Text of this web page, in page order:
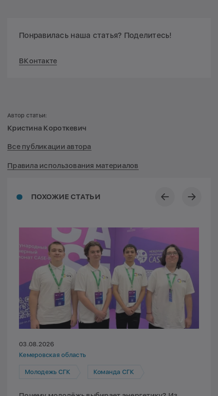
Понравилась наша статья? Поделитесь!
ВКонтакте
ПОХОЖИЕ СТАТЬИ
03.08.2026
Кемеровская область
Молодежь СГК Команда СГК
Автор статьи:
Кристина Короткевич
Все публикации автора
Правила использования материалов